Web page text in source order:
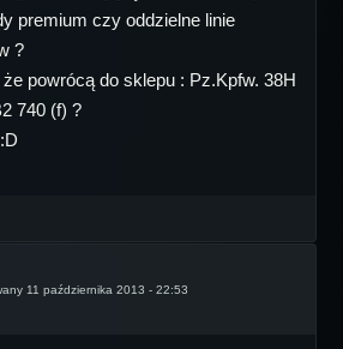
premium czy oddzielne linie
?
powrócą do sklepu : Pz.Kpfw. 38H
740 (f) ?
11 października 2013 - 22:53